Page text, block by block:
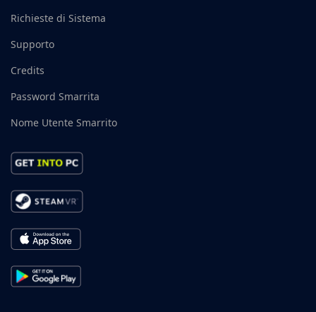
Richieste di Sistema
Supporto
Credits
Password Smarrita
Nome Utente Smarrito